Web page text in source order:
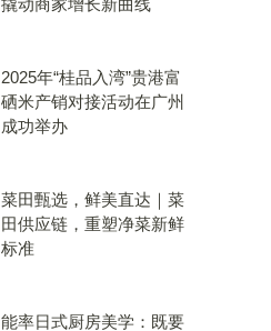
撬动商家增长新曲线
2025年“桂品入湾”贵港富
硒米产销对接活动在广州
成功举办
菜田甄选，鲜美直达｜菜
田供应链，重塑净菜新鲜
标准
能率日式厨房美学：既要